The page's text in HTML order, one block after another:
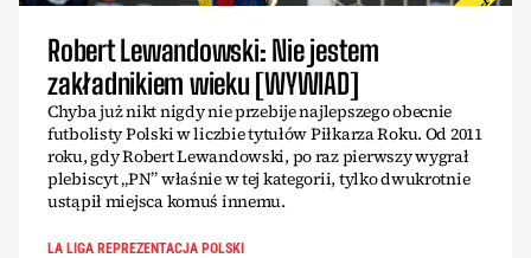
Robert Lewandowski: Nie jestem
zakładnikiem wieku [WYWIAD]
Chyba już nikt nigdy nie przebije najlepszego obecnie
futbolisty Polski w liczbie tytułów Piłkarza Roku. Od 2011
roku, gdy Robert Lewandowski, po raz pierwszy wygrał
plebiscyt „PN” właśnie w tej kategorii, tylko dwukrotnie
ustąpił miejsca komuś innemu.
LA LIGA REPREZENTACJA POLSKI